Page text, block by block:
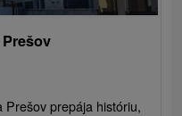
Prešov
Prešov prepája históriu,